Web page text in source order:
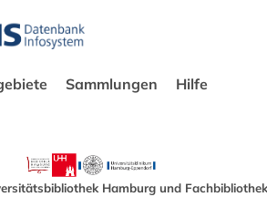
Sammlungen Hilfe
Hamburg und